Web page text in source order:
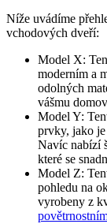
Níže uvádíme‌
vchodových dveří:
Model X:
moderním a
odolných
vášmu
Model Y:
prvky, jako‌
Navíc nabízí
které​ se
Model Z:
pohledu ⁣na
vyrobeny z